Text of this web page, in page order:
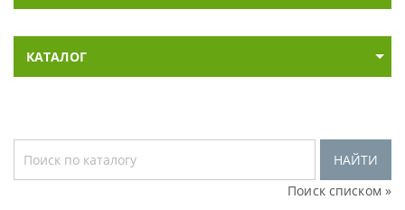
КАТАЛОГ
НАЙТИ
Поиск списком »